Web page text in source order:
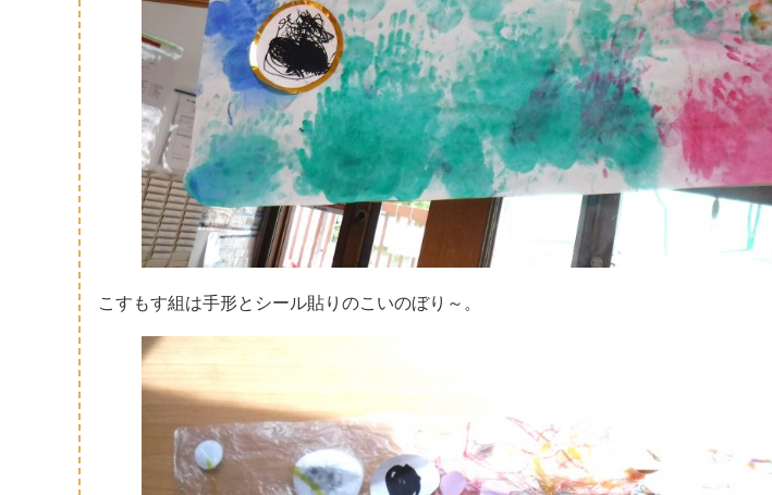
こすもす組は手形とシール貼りのこいのぼり～。